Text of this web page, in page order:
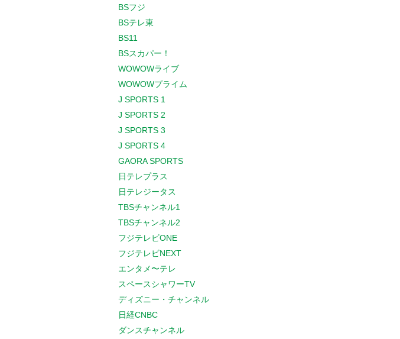
BSフジ
BSテレ東
BS11
BSスカパー！
WOWOWライブ
WOWOWプライム
J SPORTS 1
J SPORTS 2
J SPORTS 3
J SPORTS 4
GAORA SPORTS
日テレプラス
日テレジータス
TBSチャンネル1
TBSチャンネル2
フジテレビONE
フジテレビNEXT
エンタメ〜テレ
スペースシャワーTV
ディズニー・チャンネル
日経CNBC
ダンスチャンネル